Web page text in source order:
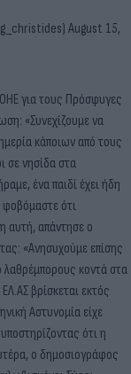
August 15,
για τους Πρόσφυγες
«Συνεχίζουμε να
κάποιων από τους
σε νησίδα στα
ένα παιδί έχει ήδη
φοβόμαστε ότι
αυτή, απάντησε ο
«Ανησυχούμε επίσης
λαθρέμπορους κοντά στα
βρίσκεται εκτός
Αστυνομία είχε
ότι η
ο δημοσιογράφος